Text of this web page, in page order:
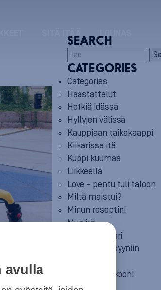
SITÄ ITÄÄ LOUNAS
SEARCH
CATEGORIES
Categories
Haastattelut
Hetkiä idässä
Hyllyjen välissä
Kauppiaan taikakaappi
Kiikarissa itä
Kuppi kuumaa
Liikkeellä
Love – pentu tuli taloon
Miltä maistui?
Minun reseptini
Mun itä
Neuvosta vaari
Parempaan syyniin
Summeri soikoon!
Yleinen
avulla